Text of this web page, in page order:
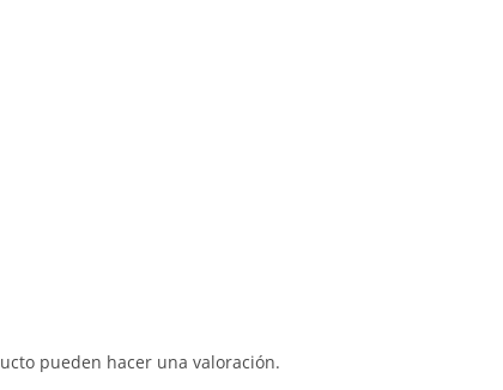
pueden hacer una valoración.